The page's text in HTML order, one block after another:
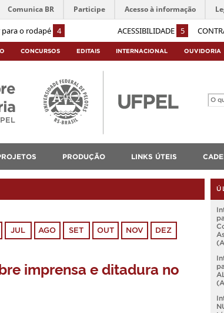
para o rodapé 4 ACESSIBILIDADE 5
Comunica BR Participe Acesso à informação
CONCURSOS EDITAIS INTERNACIONAL OUVIDORIA
PRODUÇÃO LINKS ÚTEIS
JUL AGO SET OUT NOV DEZ
imprensa e ditadura no